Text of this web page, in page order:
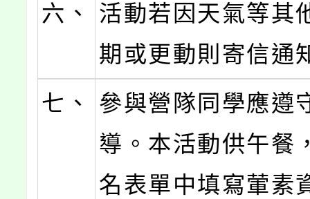
六、
活動若因天氣等其
期或更動則寄信通
七、
參與營隊同學應遵
導。本活動供午餐
名表單中填寫葷素